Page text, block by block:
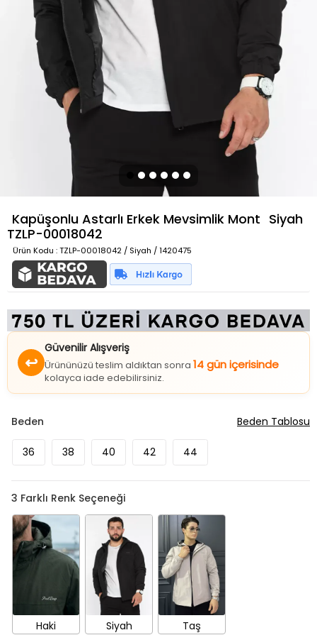
Kapüşonlu Astarlı Erkek Mevsimlik Mont Siyah
TZLP-00018042
Ürün Kodu : TZLP-00018042 / Siyah / 1420475
↩
Güvenilir Alışveriş
Ürününüzü teslim aldıktan sonra 14 gün içerisinde
kolayca iade edebilirsiniz.
Beden
36 38 40 42 44
Beden Tablosu
3 Farklı Renk Seçeneği
Haki Siyah Taş